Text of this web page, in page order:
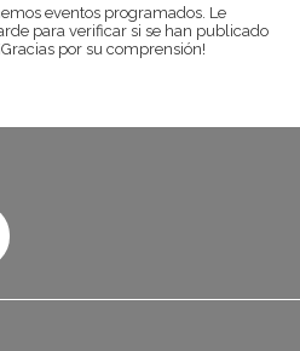
eventos programados. Le
para verificar si se han publicado
por su comprensión!